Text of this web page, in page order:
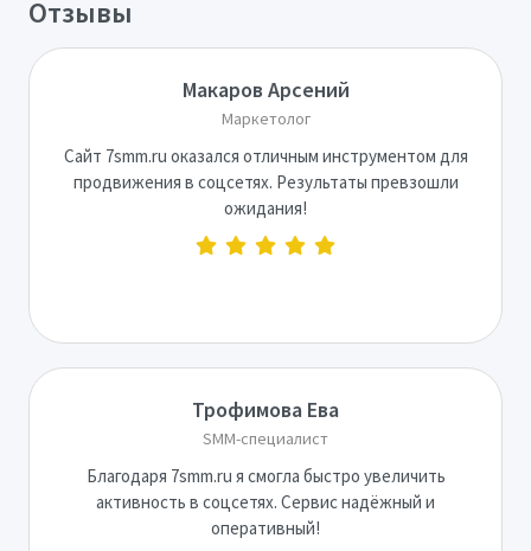
Отзывы
Макаров Арсений
Маркетолог
Сайт 7smm.ru оказался отличным инструментом для
продвижения в соцсетях. Результаты превзошли
ожидания!
Трофимова Ева
SMM-специалист
Благодаря 7smm.ru я смогла быстро увеличить
активность в соцсетях. Сервис надёжный и
оперативный!